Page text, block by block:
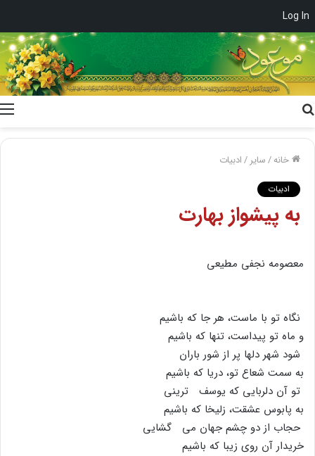
Log In
خانه/سایر /ادبیات
ادبیات
به پیشواز بهارت
معصومه نجفى مطیعى
نگاه تو با ماست، هر جا که باشیم
و ماه تو پیداست، تنها که باشیم
شود شهر دلها پر از شور باران
به سمت شعاع تو، دریا که باشیم
تو آن دلربایى که یوسف ترینى
به پابوس عشقت، زلیخا که باشیم
حجاب از دو چشم جهان مى گشایى
خریدار آن روى زیبا که باشیم